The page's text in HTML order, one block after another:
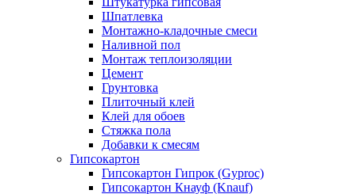
Шпатлевка
Монтажно-кладочные смеси
Наливной пол
Монтаж теплоизоляции
Цемент
Грунтовка
Плиточный клей
Клей для обоев
Стяжка пола
Добавки к смесям
Гипсокартон
Гипсокартон Гипрок (Gyproc)
Гипсокартон Кнауф (Knauf)